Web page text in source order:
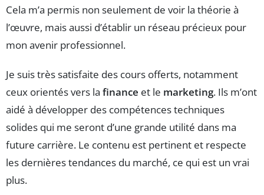
Cela m’a permis non seulement de voir la théorie à
l’œuvre, mais aussi d’établir un réseau précieux pour
mon avenir professionnel.
Je suis très satisfaite des cours offerts, notamment
ceux orientés vers la finance et le marketing. Ils m’ont
aidé à développer des compétences techniques
solides qui me seront d’une grande utilité dans ma
future carrière. Le contenu est pertinent et respecte
les dernières tendances du marché, ce qui est un vrai
plus.